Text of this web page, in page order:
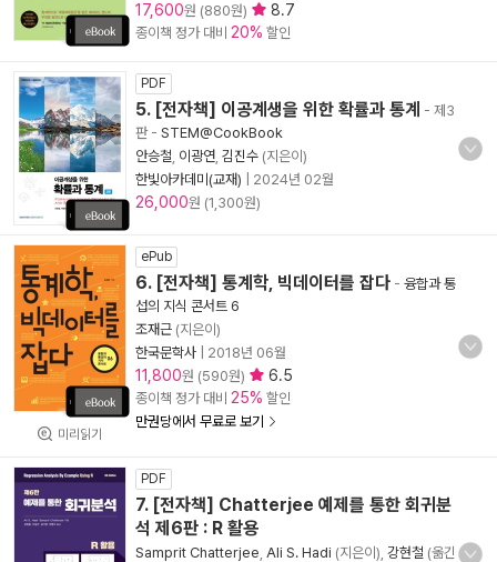
17,600원 (880원) 8.7
종이책 정가 대비 20% 할인
PDF
5. [전자책] 이공계생을 위한 확률과 통계 - 제3
판- STEM@CookBook
안승철 이광연 김진수 (지은이)
한빛아카데미(교재)
2024년 02월
26,000원 (1,300원)
미리읽기
ePub
6. [전자책] 통계학, 빅데이터를 잡다 - 융합과 통
섭의 지식 콘서트 6
조재근 (지은이)
한국문학사
2018년 06월
11,800원 (590원) 6.5
종이책 정가 대비 25% 할인
만권당에서 무료로 보기
PDF
7. [전자책] Chatterjee 예제를 통한 회귀분
석 제6판 : R 활용
Samprit Chatterjee Ali S. Hadi (지은이), 강현철 (옮긴